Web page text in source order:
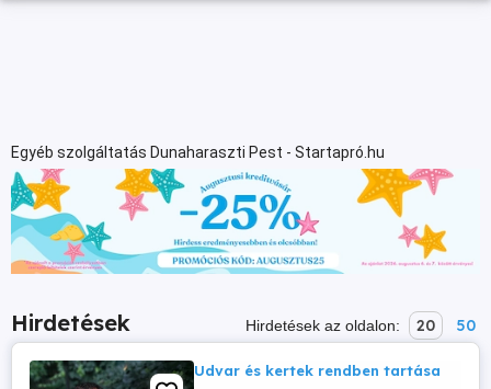
Egyéb szolgáltatás Dunaharaszti Pest - Startapró.hu
Hirdetések Hirdetések az oldalon: 20 50
Udvar és kertek rendben tartása